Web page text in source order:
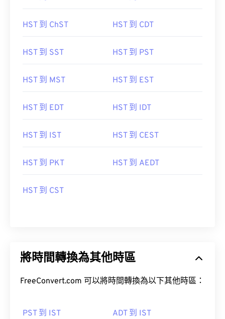
HST 到 ChST HST 到 CDT
HST 到 SST HST 到 PST
HST 到 MST HST 到 EST
HST 到 EDT HST 到 IDT
HST 到 IST HST 到 CEST
HST 到 PKT HST 到 AEDT
HST 到 CST
將時間轉換為其他時區
FreeConvert.com 可以將時間轉換為以下其他時區：
PST 到 IST ADT 到 IST